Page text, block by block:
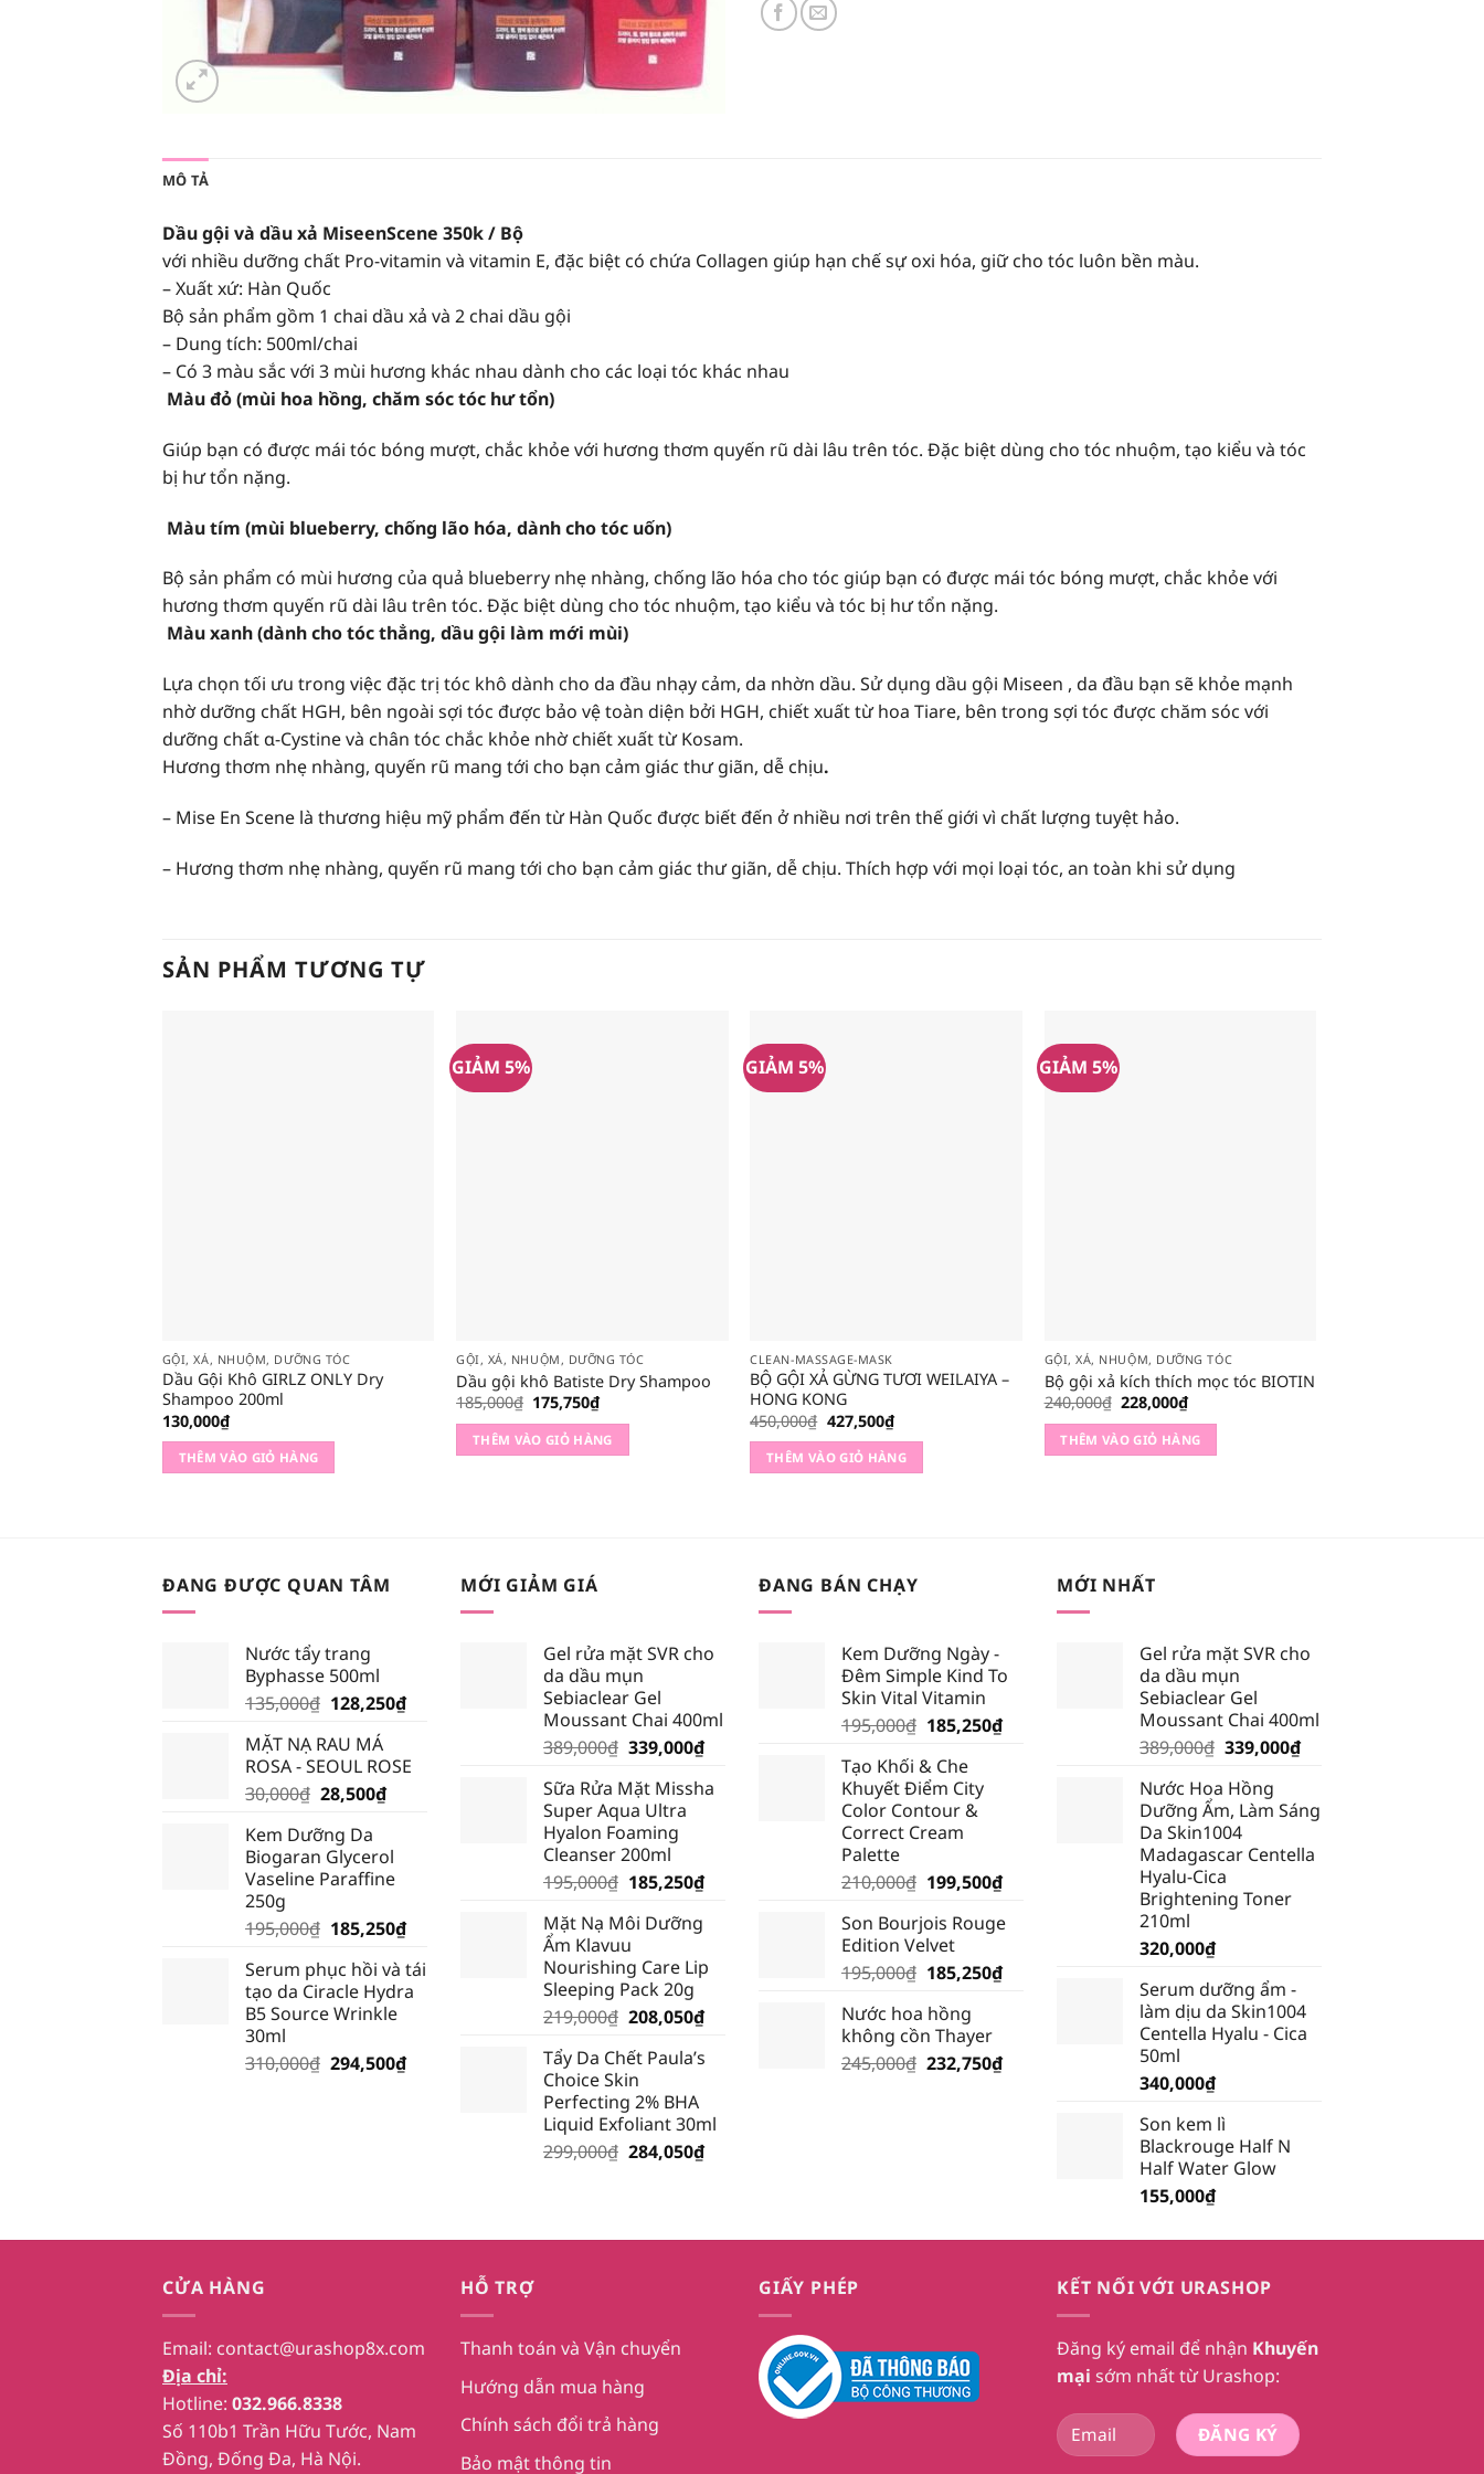
MÔ TẢ
Dầu gội và dầu xả MiseenScene 350k / Bộ
với nhiều dưỡng chất Pro-vitamin và vitamin E, đặc biệt có chứa Collagen giúp hạn chế sự oxi hóa, giữ cho tóc luôn bền màu.
– Xuất xứ: Hàn Quốc
Bộ sản phẩm gồm 1 chai dầu xả và 2 chai dầu gội
– Dung tích: 500ml/chai
– Có 3 màu sắc với 3 mùi hương khác nhau dành cho các loại tóc khác nhau
Màu đỏ (mùi hoa hồng, chăm sóc tóc hư tổn)
Giúp bạn có được mái tóc bóng mượt, chắc khỏe với hương thơm quyến rũ dài lâu trên tóc. Đặc biệt dùng cho tóc nhuộm, tạo kiểu và tóc
bị hư tổn nặng.
Màu tím (mùi blueberry, chống lão hóa, dành cho tóc uốn)
Bộ sản phẩm có mùi hương của quả blueberry nhẹ nhàng, chống lão hóa cho tóc giúp bạn có được mái tóc bóng mượt, chắc khỏe với
hương thơm quyến rũ dài lâu trên tóc. Đặc biệt dùng cho tóc nhuộm, tạo kiểu và tóc bị hư tổn nặng.
Màu xanh (dành cho tóc thẳng, dầu gội làm mới mùi)
Lựa chọn tối ưu trong việc đặc trị tóc khô dành cho da đầu nhạy cảm, da nhờn dầu. Sử dụng dầu gội Miseen , da đầu bạn sẽ khỏe mạnh
nhờ dưỡng chất HGH, bên ngoài sợi tóc được bảo vệ toàn diện bởi HGH, chiết xuất từ hoa Tiare, bên trong sợi tóc được chăm sóc với
dưỡng chất α-Cystine và chân tóc chắc khỏe nhờ chiết xuất từ Kosam.
Hương thơm nhẹ nhàng, quyến rũ mang tới cho bạn cảm giác thư giãn, dễ chịu.
– Mise En Scene là thương hiệu mỹ phẩm đến từ Hàn Quốc được biết đến ở nhiều nơi trên thế giới vì chất lượng tuyệt hảo.
– Hương thơm nhẹ nhàng, quyến rũ mang tới cho bạn cảm giác thư giãn, dễ chịu. Thích hợp với mọi loại tóc, an toàn khi sử dụng
SẢN PHẨM TƯƠNG TỰ
GỘI, XẢ, NHUỘM, DƯỠNG TÓC
Dầu Gội Khô GIRLZ ONLY Dry
Shampoo 200ml
130,000₫
THÊM VÀO GIỎ HÀNG
GIẢM 5%
GỘI, XẢ, NHUỘM, DƯỠNG TÓC
Dầu gội khô Batiste Dry Shampoo
185,000₫ Giá
gốc
là:
185,000₫.
175,750₫Giá
tại
là:
THÊM VÀO GIỎ HÀNG
GIẢM 5%
CLEAN-MASSAGE-MASK
BỘ GỘI XẢ GỪNG TƯƠI WEILAIYA –
HONG KONG
450,000₫ Giá
là:
450,000₫.
427,500₫Giá
hiện
tại
là:
THÊM VÀO GIỎ HÀNG
GIẢM 5%
GỘI, XẢ, NHUỘM, DƯỠNG TÓC
Bộ gội xả kích thích mọc tóc BIOTIN
240,000₫ Giá
là:
240,000₫.
228,000₫Giá
hiện
tại
là:
THÊM VÀO GIỎ HÀNG
ĐANG ĐƯỢC QUAN TÂM
Nước tẩy trang
Byphasse 500ml
135,000₫ Giá
là:
135,000₫.
128,250₫Giá
là:
MẶT NẠ RAU MÁ
ROSA - SEOUL ROSE
30,000₫ Giá
là:
30,000₫.
28,500₫Giá
là:
28,500₫.
Kem Dưỡng Da
Biogaran Glycerol
Vaseline Paraffine
250g
195,000₫ Giá
là:
195,000₫.
185,250₫Giá
tại
là:
Serum phục hồi và tái
tạo da Ciracle Hydra
B5 Source Wrinkle
30ml
310,000₫ Giá
294,500₫Giá
MỚI GIẢM GIÁ
Gel rửa mặt SVR cho
da dầu mụn
Sebiaclear Gel
Moussant Chai 400ml
389,000₫ Giá
là:
389,000₫.
339,000₫Giá
tại
Sữa Rửa Mặt Missha
Super Aqua Ultra
Hyalon Foaming
Cleanser 200ml
195,000₫ Giá
là:
195,000₫.
185,250₫Giá
185,250₫.
Mặt Nạ Môi Dưỡng
Ẩm Klavuu
Nourishing Care Lip
Sleeping Pack 20g
219,000₫ Giá
là:
219,000₫.
208,050₫Giá
tại
Tẩy Da Chết Paula’s
Choice Skin
Perfecting 2% BHA
Liquid Exfoliant 30ml
299,000₫ Giá
284,050₫Giá
284,050₫.
ĐANG BÁN CHẠY
Kem Dưỡng Ngày -
Đêm Simple Kind To
Skin Vital Vitamin
195,000₫ Giá
là:
195,000₫.
185,250₫Giá
Tạo Khối & Che
Khuyết Điểm City
Color Contour &
Correct Cream
Palette
210,000₫ Giá
là:
210,000₫.
199,500₫Giá
tại
199,500₫.
Son Bourjois Rouge
Edition Velvet
195,000₫ Giá
là:
195,000₫.
185,250₫Giá
185,250₫.
Nước hoa hồng
không cồn Thayer
245,000₫ Giá
232,750₫Giá
MỚI NHẤT
Gel rửa mặt SVR cho
da dầu mụn
Sebiaclear Gel
Moussant Chai 400ml
389,000₫ Giá
là:
389,000₫.
339,000₫Giá
là:
Nước Hoa Hồng
Dưỡng Ẩm, Làm Sáng
Da Skin1004
Madagascar Centella
Hyalu-Cica
Brightening Toner
210ml
320,000₫
Serum dưỡng ẩm -
làm dịu da Skin1004
Centella Hyalu - Cica
50ml
340,000₫
Son kem lì
Blackrouge Half N
Half Water Glow
155,000₫
CỬA HÀNG
Email: contact@urashop8x.com
Địa chỉ:
Hotline: 032.966.8338
Số 110b1 Trần Hữu Tước, Nam
Đồng, Đống Đa, Hà Nội.
HỖ TRỢ
Thanh toán và Vận chuyển
Hướng dẫn mua hàng
Chính sách đổi trả hàng
Bảo mật thông tin
GIẤY PHÉP KẾT NỐI VỚI URASHOP
Đăng ký email để nhận Khuyến
mại sớm nhất từ Urashop: